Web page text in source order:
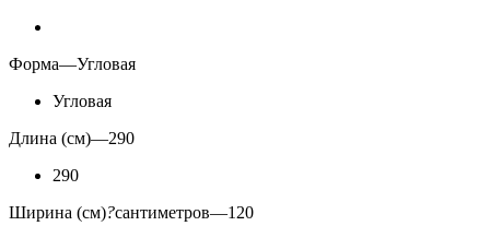
Форма—Угловая
Угловая
Длина (см)—290
290
Ширина (см)?сантиметров—120